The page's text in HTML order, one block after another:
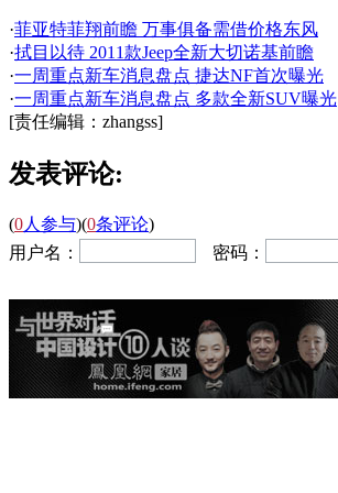
·菲亚特菲翔前瞻 万事俱备需借价格东风
·拭目以待 2011款Jeep全新大切诺基前瞻
·一周重点新车消息盘点 捷达NF首次曝光
·一周重点新车消息盘点 多款全新SUV曝光
[责任编辑：zhangss]
发表评论:
(0人参与)(0条评论)
用户名：
密码：